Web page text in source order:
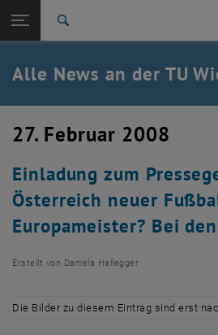
TU Login
Quicklinks
Quicklinks-Menü umschalten
Studium
Karriere
Zurück: Subseiten von TU Wien
Zurück zur letzten Ebene:
TU Wien Startseite
Übersicht
Alle News an der TU
27. Februar 2008
Einladung zum
Österreich neuer
Europameister? Bei
Erstellt von Daniela Hallegger
Die Bilder zu diesem Eintrag sind erst